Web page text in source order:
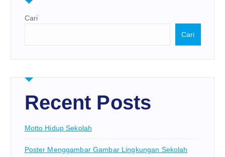
Cari
Cari
Recent Posts
Motto Hidup Sekolah
Poster Menggambar Gambar Lingkungan Sekolah